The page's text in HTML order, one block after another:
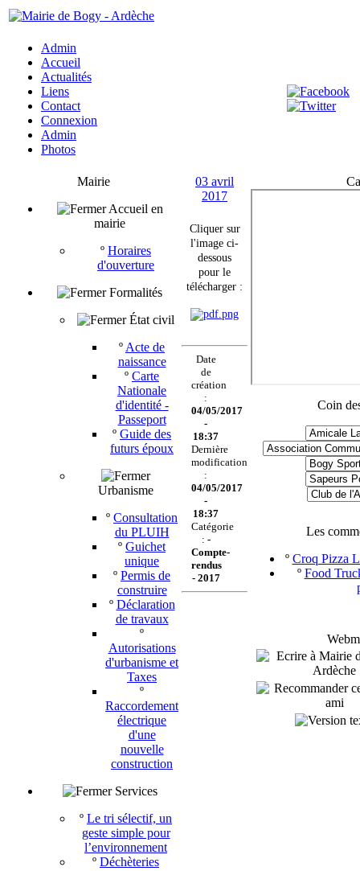
Admin
Accueil
Actualités
Liens
Contact
Connexion
Admin
Photos
Mairie
Accueil en
mairie
º Horaires
d'ouverture
Formalités
État civil
º Acte de
naissance
º Carte
Nationale
d'identité -
Passeport
º Guide des
futurs époux
Urbanisme
º Consultation
du PLUIH
º Guichet
unique
º Permis de
construire
º Déclaration
de travaux
º
Autorisations
d'urbanisme et
Taxes
º
Raccordement
électrique
d'une
nouvelle
construction
Services
º Le tri sélectif, un
geste simple pour
l’environnement
º Déchèteries
03 avril
2017
Cliquer sur
l'image ci-
dessous
pour le
télécharger :
Date
de
création
:
04/05/2017
-
18:37
Dernière
modification
:
04/05/2017
-
18:37
Catégorie
: -
Compte-
rendus
- 2017
Coin
Les
º Croq Pizza
º Food